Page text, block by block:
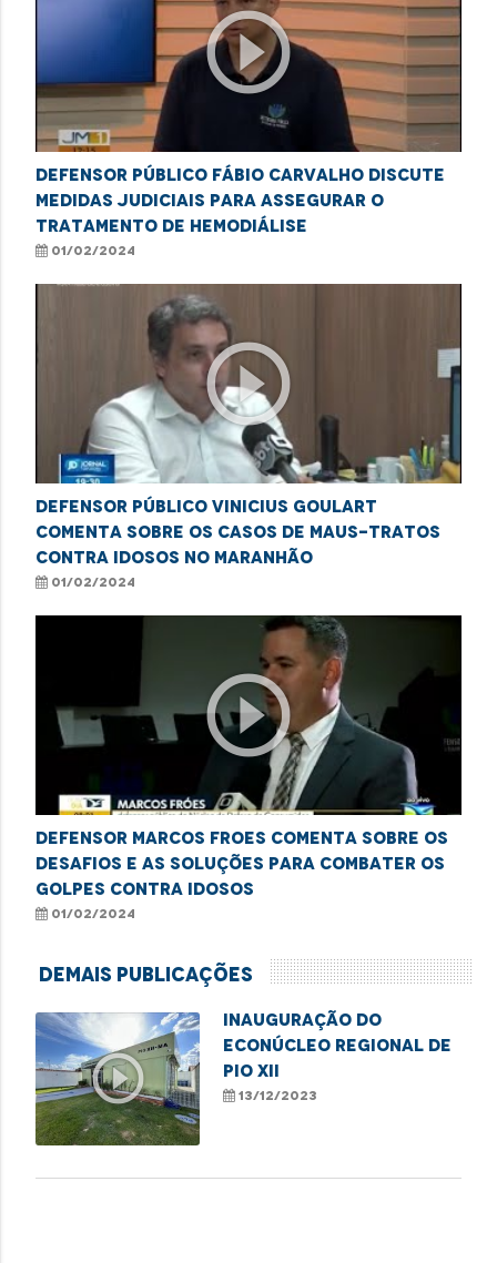
play_circle_outline
Defensor público Fábio Carvalho discute
medidas judiciais para assegurar o
tratamento de hemodiálise
01/02/2024
play_circle_outline
Defensor público Vinicius Goulart
comenta sobre os casos de maus-tratos
contra idosos no Maranhão
01/02/2024
play_circle_outline
Defensor Marcos Froes comenta sobre os
desafios e as soluções para combater os
golpes contra idosos
01/02/2024
Demais Publicações
play_circle_outline
Inauguração do
Econúcleo Regional de
Pio XII
13/12/2023